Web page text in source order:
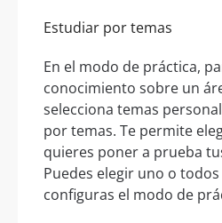
Estudiar por temas
En el modo de práctica,
conocimiento sobre un
selecciona temas
por temas. Te permite
quieres poner a prueba
Puedes elegir uno o
configuras el modo de